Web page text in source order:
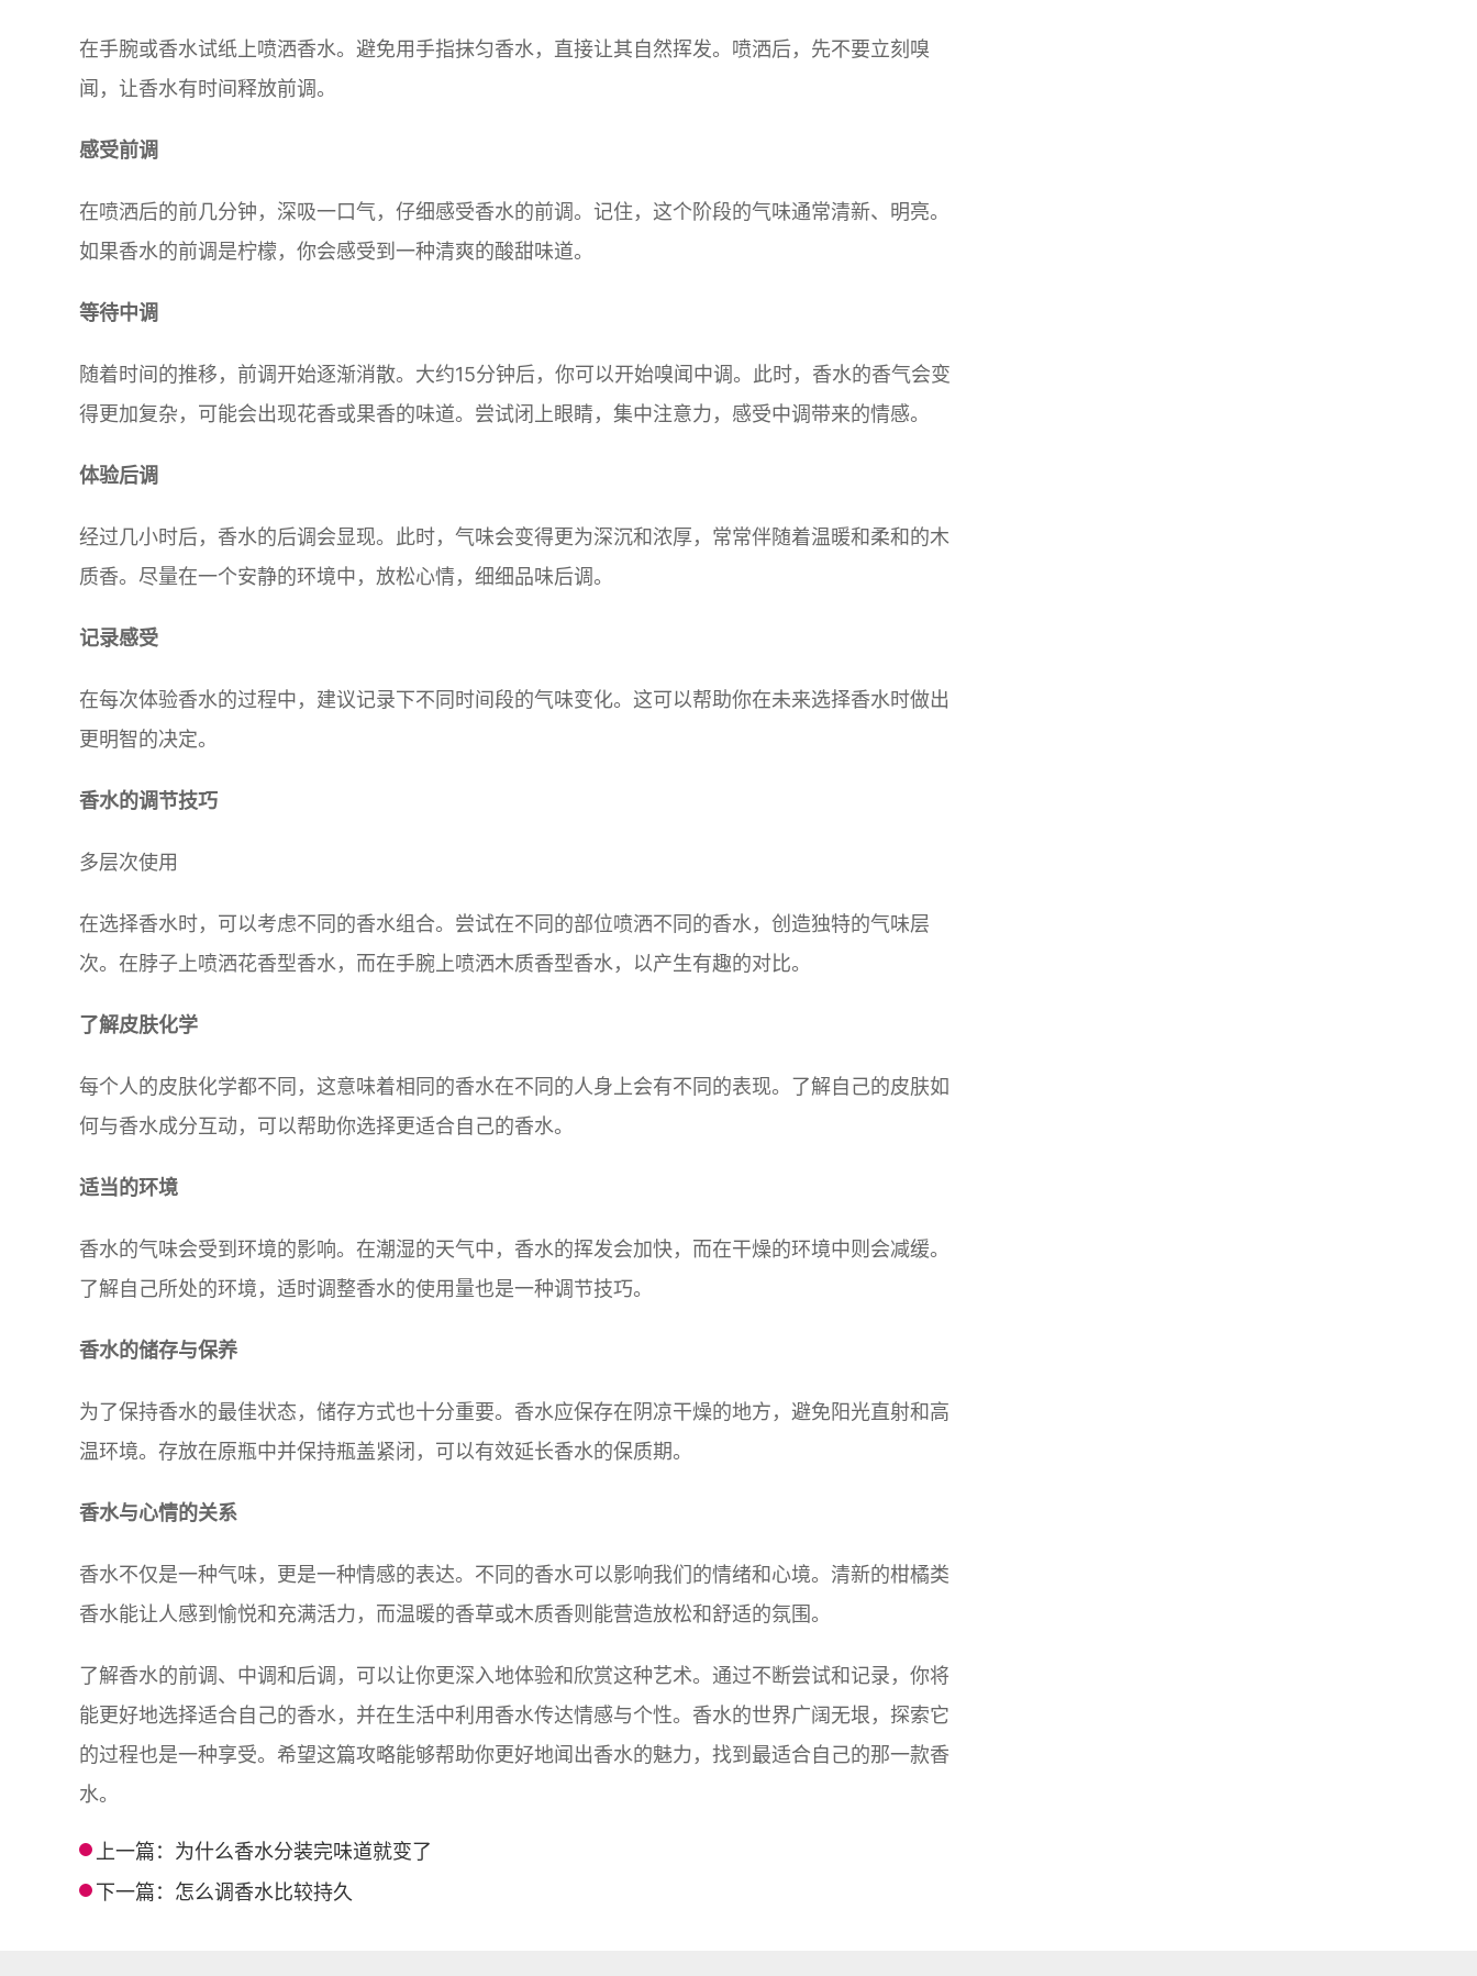
在手腕或香水试纸上喷洒香水。避免用手指抹匀香水，直接让其自然挥发。喷洒后，先不要立刻嗅
闻，让香水有时间释放前调。
感受前调
在喷洒后的前几分钟，深吸一口气，仔细感受香水的前调。记住，这个阶段的气味通常清新、明亮。
如果香水的前调是柠檬，你会感受到一种清爽的酸甜味道。
等待中调
随着时间的推移，前调开始逐渐消散。大约15分钟后，你可以开始嗅闻中调。此时，香水的香气会变
得更加复杂，可能会出现花香或果香的味道。尝试闭上眼睛，集中注意力，感受中调带来的情感。
体验后调
经过几小时后，香水的后调会显现。此时，气味会变得更为深沉和浓厚，常常伴随着温暖和柔和的木
质香。尽量在一个安静的环境中，放松心情，细细品味后调。
记录感受
在每次体验香水的过程中，建议记录下不同时间段的气味变化。这可以帮助你在未来选择香水时做出
更明智的决定。
香水的调节技巧
多层次使用
在选择香水时，可以考虑不同的香水组合。尝试在不同的部位喷洒不同的香水，创造独特的气味层
次。在脖子上喷洒花香型香水，而在手腕上喷洒木质香型香水，以产生有趣的对比。
了解皮肤化学
每个人的皮肤化学都不同，这意味着相同的香水在不同的人身上会有不同的表现。了解自己的皮肤如
何与香水成分互动，可以帮助你选择更适合自己的香水。
适当的环境
香水的气味会受到环境的影响。在潮湿的天气中，香水的挥发会加快，而在干燥的环境中则会减缓。
了解自己所处的环境，适时调整香水的使用量也是一种调节技巧。
香水的储存与保养
为了保持香水的最佳状态，储存方式也十分重要。香水应保存在阴凉干燥的地方，避免阳光直射和高
温环境。存放在原瓶中并保持瓶盖紧闭，可以有效延长香水的保质期。
香水与心情的关系
香水不仅是一种气味，更是一种情感的表达。不同的香水可以影响我们的情绪和心境。清新的柑橘类
香水能让人感到愉悦和充满活力，而温暖的香草或木质香则能营造放松和舒适的氛围。
了解香水的前调、中调和后调，可以让你更深入地体验和欣赏这种艺术。通过不断尝试和记录，你将
能更好地选择适合自己的香水，并在生活中利用香水传达情感与个性。香水的世界广阔无垠，探索它
的过程也是一种享受。希望这篇攻略能够帮助你更好地闻出香水的魅力，找到最适合自己的那一款香
水。
上一篇： 为什么香水分装完味道就变了
下一篇： 怎么调香水比较持久